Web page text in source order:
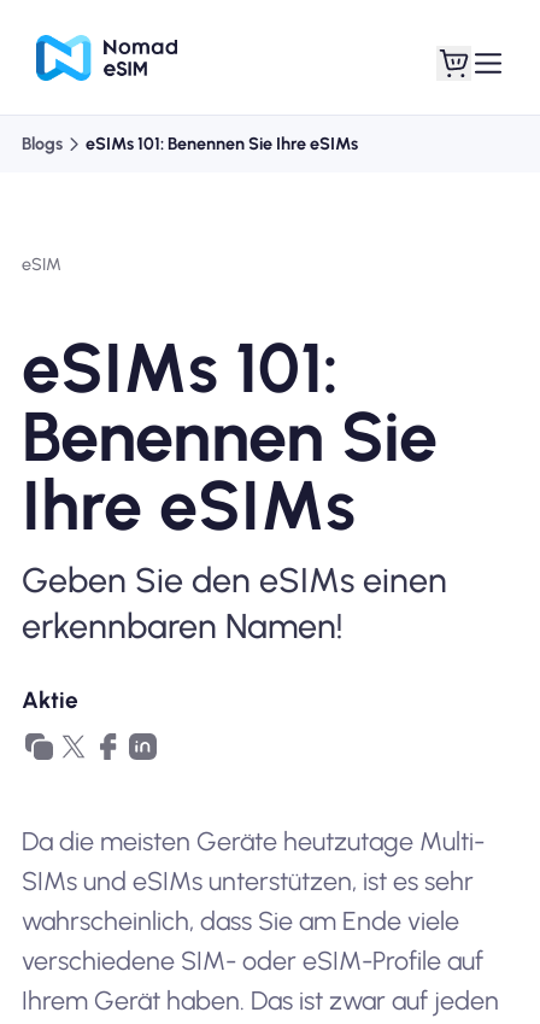
Shop-Tarife
Über eSIM
Warum Nomad eSIM
Verwendung einer eSIM
Blogs eSIMs 101: Benennen Sie Ihre eSIMs
eSIM
eSIMs 101:
Benennen Sie
Ihre eSIMs
Geben Sie den eSIMs einen
erkennbaren Namen!
Aktie
Da die meisten Geräte heutzutage Multi-
SIMs und eSIMs unterstützen, ist es sehr
wahrscheinlich, dass Sie am Ende viele
verschiedene SIM- oder eSIM-Profile auf
Ihrem Gerät haben. Das ist zwar auf jeden